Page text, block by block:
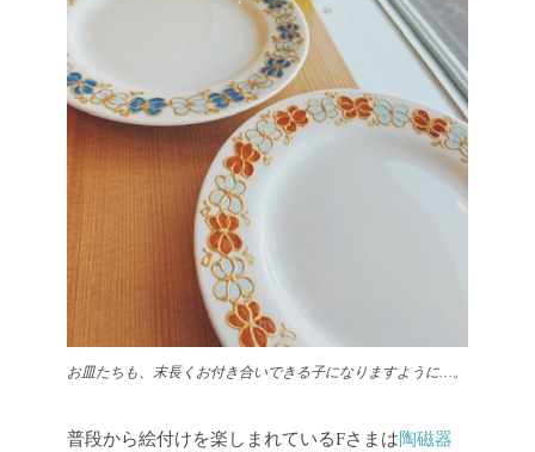
お皿たちも、末長くお付き合いできる子になりますように…。
普段から絵付けを楽しまれているFさまは陶磁器